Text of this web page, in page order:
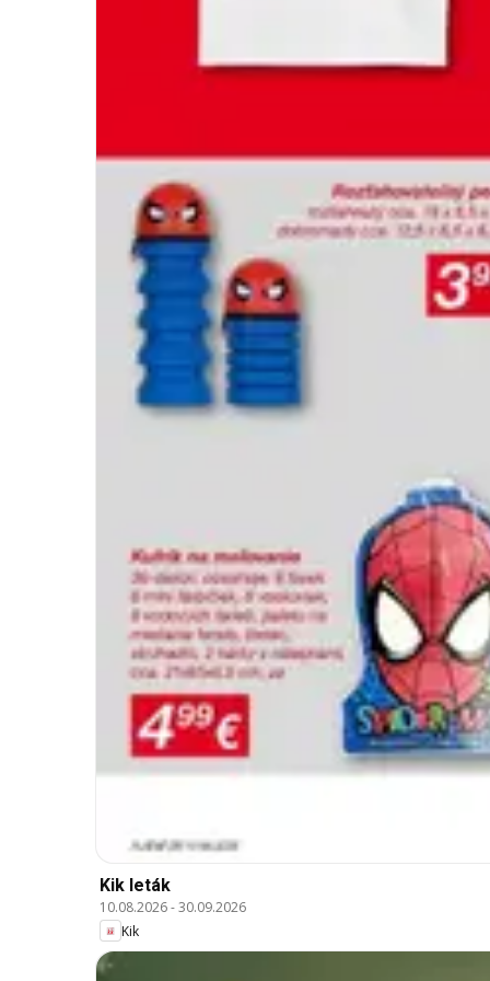
Kik leták
10.08.2026-30.09.2026
Kik